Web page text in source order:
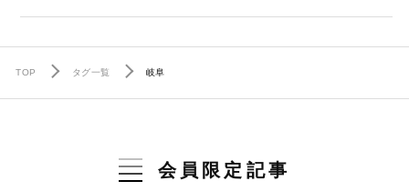
TOP タグ一覧 岐阜
会員限定記事